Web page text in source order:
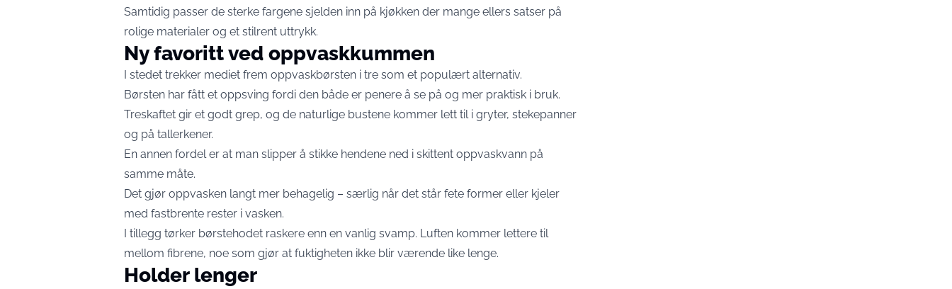
Samtidig passer de sterke fargene sjelden inn på kjøkken der mange ellers satser på
rolige materialer og et stilrent uttrykk.
Ny favoritt ved oppvaskkummen
I stedet trekker mediet frem oppvaskbørsten i tre som et populært alternativ.
Børsten har fått et oppsving fordi den både er penere å se på og mer praktisk i bruk.
Treskaftet gir et godt grep, og de naturlige bustene kommer lett til i gryter, stekepanner
og på tallerkener.
En annen fordel er at man slipper å stikke hendene ned i skittent oppvaskvann på
samme måte.
Det gjør oppvasken langt mer behagelig – særlig når det står fete former eller kjeler
med fastbrente rester i vasken.
I tillegg tørker børstehodet raskere enn en vanlig svamp. Luften kommer lettere til
mellom fibrene, noe som gjør at fuktigheten ikke blir værende like lenge.
Holder lenger